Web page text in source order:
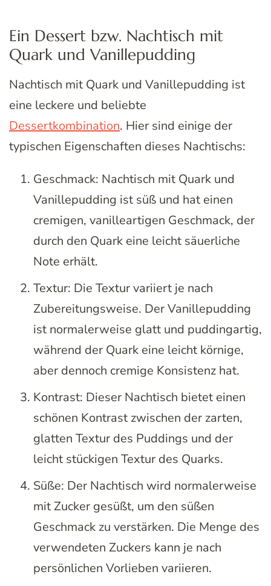
Ein Dessert bzw. Nachtisch mit
Quark und Vanillepudding
Nachtisch mit Quark und Vanillepudding ist
eine leckere und beliebte
Dessertkombination. Hier sind einige der
typischen Eigenschaften dieses Nachtischs:
Geschmack: Nachtisch mit Quark und
Vanillepudding ist süß und hat einen
cremigen, vanilleartigen Geschmack, der
durch den Quark eine leicht säuerliche
Note erhält.
Textur: Die Textur variiert je nach
Zubereitungsweise. Der Vanillepudding
ist normalerweise glatt und puddingartig,
während der Quark eine leicht körnige,
aber dennoch cremige Konsistenz hat.
Kontrast: Dieser Nachtisch bietet einen
schönen Kontrast zwischen der zarten,
glatten Textur des Puddings und der
leicht stückigen Textur des Quarks.
Süße: Der Nachtisch wird normalerweise
mit Zucker gesüßt, um den süßen
Geschmack zu verstärken. Die Menge des
verwendeten Zuckers kann je nach
persönlichen Vorlieben variieren.